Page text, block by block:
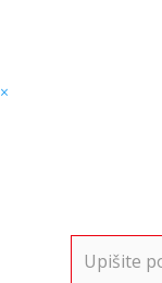
×
for: